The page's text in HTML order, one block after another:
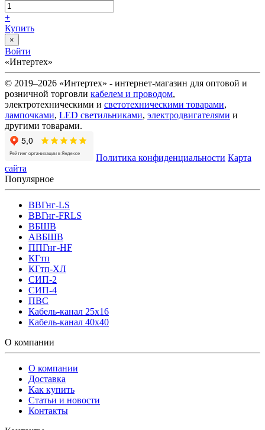
+
Купить
×
Войти
«Интертех»
© 2019–2026 «Интертех» - интернет-магазин для оптовой и
розничной торговли кабелем и проводом,
электротехническими и светотехническими товарами,
лампочками, LED светильниками, электродвигателями и
другими товарами.
Политика конфиденциальности Карта
сайта
Популярное
ВВГнг-LS
ВВГнг-FRLS
ВБШВ
АВБШВ
ППГнг-HF
КГтп
КГтп-ХЛ
СИП-2
СИП-4
ПВС
Кабель-канал 25х16
Кабель-канал 40х40
О компании
О компании
Доставка
Как купить
Статьи и новости
Контакты